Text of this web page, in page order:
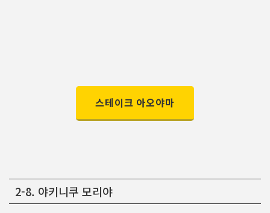
스테이크 아오야마
2-8. 야키니쿠 모리야